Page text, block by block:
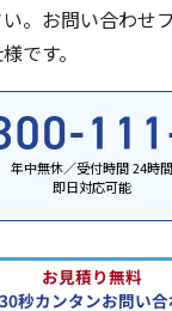
。お問い合わせ
です。
年中無休／受付時間 24時間
即日対応可能
お見積り無料
秒カンタンお問い合